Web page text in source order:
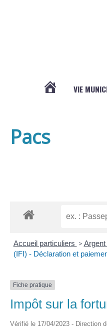
VIE
Pacs
Accueil particuliers >
(IFI) - Déclaration et
Fiche pratique
Impôt sur la
Vérifié le 17/04/2023 - Direction